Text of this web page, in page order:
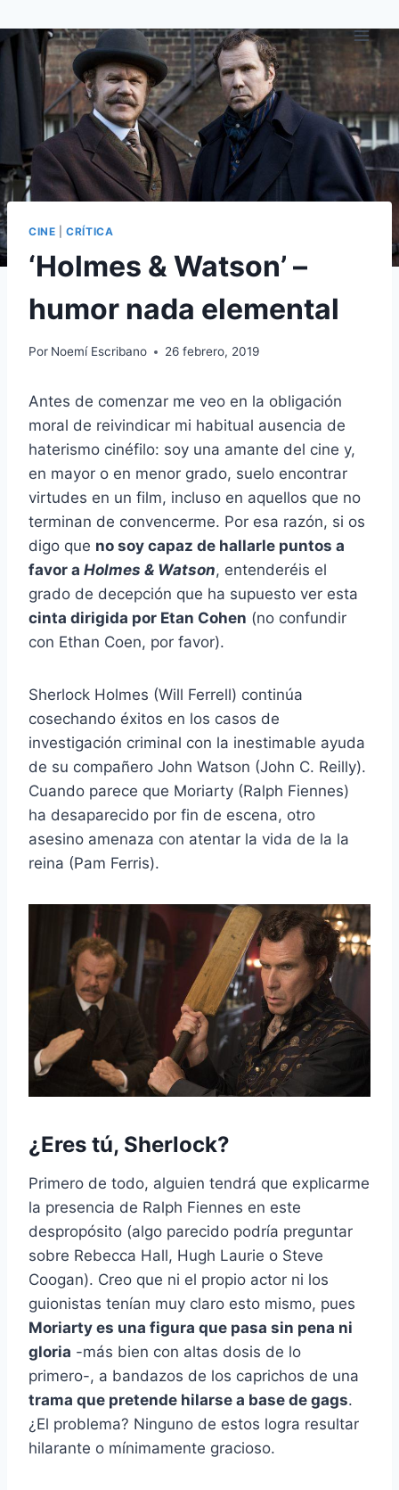
al
contenido
CINE |CRÍTICA
‘Holmes & Watson’ –
humor nada elemental
Por Noemí Escribano 26 febrero, 2019
Antes de comenzar me veo en la obligación
moral de reivindicar mi habitual ausencia de
haterismo cinéfilo: soy una amante del cine y,
en mayor o en menor grado, suelo encontrar
virtudes en un film, incluso en aquellos que no
terminan de convencerme. Por esa razón, si os
digo que no soy capaz de hallarle puntos a
favor a Holmes & Watson, entenderéis el
grado de decepción que ha supuesto ver esta
cinta dirigida por Etan Cohen (no confundir
con Ethan Coen, por favor).
Sherlock Holmes (Will Ferrell) continúa
cosechando éxitos en los casos de
investigación criminal con la inestimable ayuda
de su compañero John Watson (John C. Reilly).
Cuando parece que Moriarty (Ralph Fiennes)
ha desaparecido por fin de escena, otro
asesino amenaza con atentar la vida de la la
reina (Pam Ferris).
¿Eres tú, Sherlock?
Primero de todo, alguien tendrá que explicarme
la presencia de Ralph Fiennes en este
despropósito (algo parecido podría preguntar
sobre Rebecca Hall, Hugh Laurie o Steve
Coogan). Creo que ni el propio actor ni los
guionistas tenían muy claro esto mismo, pues
Moriarty es una figura que pasa sin pena ni
gloria -más bien con altas dosis de lo
primero-, a bandazos de los caprichos de una
trama que pretende hilarse a base de gags.
¿El problema? Ninguno de estos logra resultar
hilarante o mínimamente gracioso.